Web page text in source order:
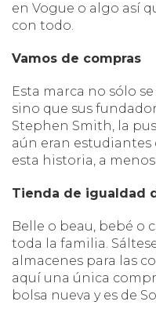
en Vogue o algo así
con todo.
Vamos de compras
Esta marca no sólo
sino que sus
Stephen Smith, la
aún eran estudiantes
esta historia, a menos
Tienda de igualdad
Belle o beau, bebé o
toda la familia.
almacenes para las
aquí una única
bolsa nueva y es de